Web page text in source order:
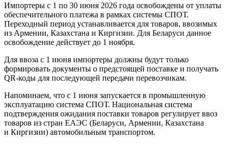
Импортеры с 1 по 30 июня 2026 года освобождены от уплаты
обеспечительного платежа в рамках системы СПОТ.
Переходный период устанавливается для товаров, ввозимых
из Армении, Казахстана и Киргизии. Для Беларуси данное
освобождение действует до 1 ноября.
Для ввоза с 1 июня импортеры должны будут только
формировать документы о предстоящей поставке и получать
QR-коды для последующей передачи перевозчикам.
Напоминаем, что с 1 июня запускается в промышленную
эксплуатацию система СПОТ. Национальная система
подтверждения ожидания поставки товаров регулирует ввоз
товаров из стран ЕАЭС (Беларуси, Армении, Казахстана
и Киргизии) автомобильным транспортом.